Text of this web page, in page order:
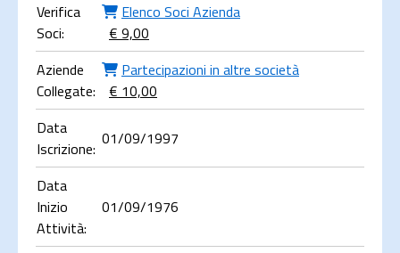
Verifica
Soci:
Elenco Soci Azienda
€ 9,00
Aziende
Collegate:
Partecipazioni in altre società
€ 10,00
Data
Iscrizione: 01/09/1997
Data
Inizio
Attività:
01/09/1976